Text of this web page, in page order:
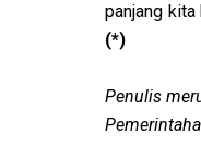
panjang
(*)
Penulis